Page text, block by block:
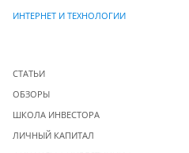
ИНТЕРНЕТ И ТЕХНОЛОГИИ
СТАТЬИ
ОБЗОРЫ
ШКОЛА ИНВЕСТОРА
ЛИЧНЫЙ КАПИТАЛ